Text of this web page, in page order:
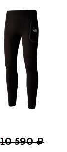
10 590 ₽